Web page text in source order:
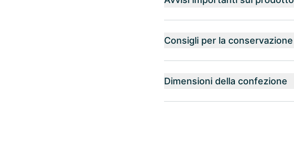
Consigli per la conservazione
Dimensioni della confezione